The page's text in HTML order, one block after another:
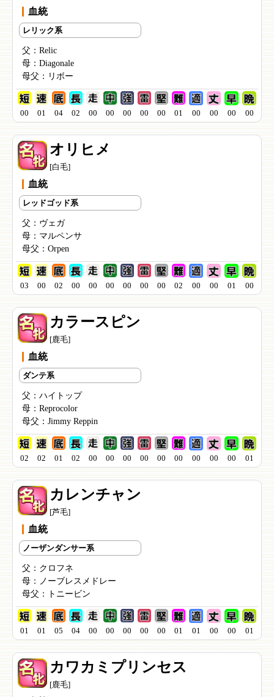
血統
レリック系
父： Relic
母： Diagonale
母父： リボー
00 01 04 02 00 00 00 00 00 01 00 00 00 00
オリヒメ
[白毛]
血統
レッドゴッド系
父： ヴェガ
母： マルペンサ
母父： Orpen
03 00 02 00 00 00 00 00 00 02 00 00 01 00
カラースピン
[鹿毛]
血統
ダンテ系
父： ハイトップ
母： Reprocolor
母父： Jimmy Reppin
02 02 01 02 00 00 00 00 00 00 00 00 00 01
カレンチャン
[芦毛]
血統
ノーザンダンサー系
父： クロフネ
母：
ノーブレスメドレー
母父：
トニービン
01 01 05 04 00 00 00 00 00 01 01 00 00 01
カワカミプリンセス
[鹿毛]